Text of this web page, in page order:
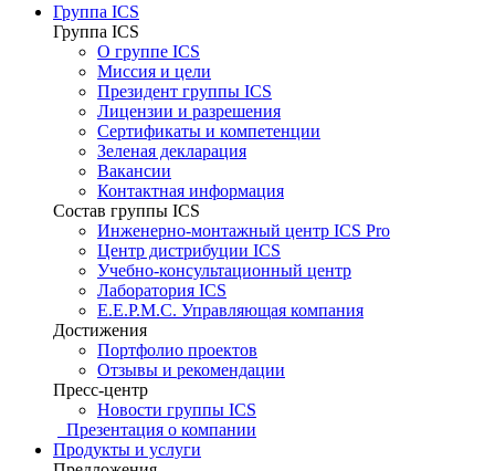
Группа ICS
Группа ICS
О группе ICS
Миссия и цели
Президент группы ICS
Лицензии и разрешения
Сертификаты и компетенции
Зеленая декларация
Вакансии
Контактная информация
Состав группы ICS
Инженерно-монтажный центр ICS Pro
Центр дистрибуции ICS
Учебно-консультационный центр
Лаборатория ICS
E.E.P.M.C. Управляющая компания
Достижения
Портфолио проектов
Отзывы и рекомендации
Пресс-центр
Новости группы ICS
Презентация о компании
Продукты и услуги